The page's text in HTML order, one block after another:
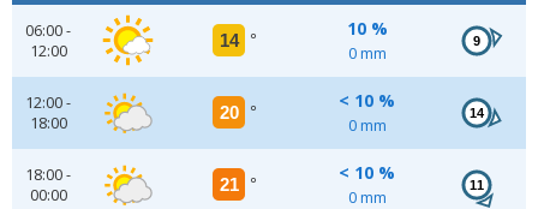
06:00 -
12:00
14 °
10 %
0 mm
9
12:00 -
18:00
20 °
< 10 %
0 mm
14
18:00 -
00:00
21 °
< 10 %
0 mm
11